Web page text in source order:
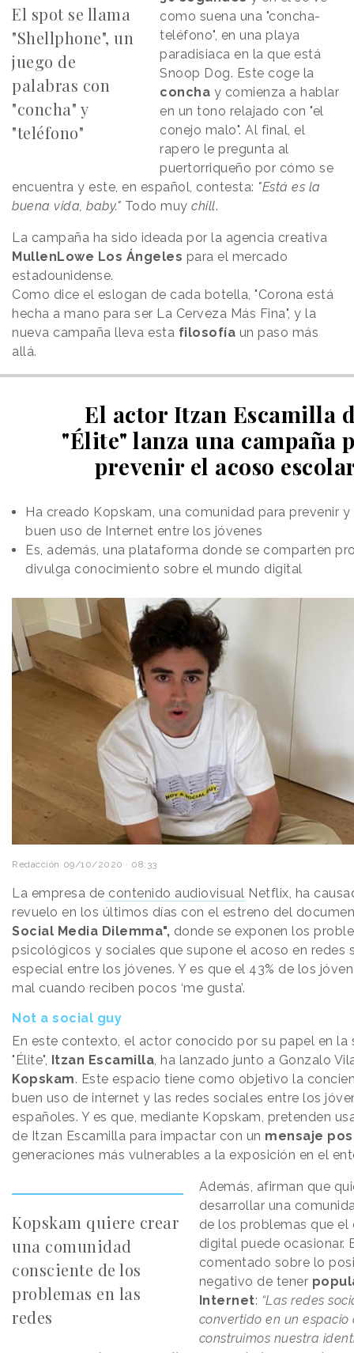
El spot se llama
"Shellphone", un
juego de
palabras con
"concha" y
"teléfono"
como suena una "concha-
teléfono", en una playa
paradisiaca en la que está
Snoop Dog. Este coge la
concha y comienza a hablar
en un tono relajado con "el
conejo malo". Al final, el
rapero le pregunta al
puertorriqueño por cómo se
encuentra y este, en español, contesta: "Está es la
buena vida, baby." Todo muy chill.
La campaña ha sido ideada por la agencia creativa
MullenLowe Los Ángeles para el mercado
estadounidense.
Como dice el eslogan de cada botella, "Corona está
hecha a mano para ser La Cerveza Más Fina", y la
nueva campaña lleva esta filosofía un paso más
allá.
El actor Itzan Escamilla
"Élite" lanza una campaña
prevenir el acoso
Ha creado Kopskam, una comunidad para prevenir
buen uso de Internet entre los jóvenes
Es, además, una plataforma donde se comparten
divulga conocimiento sobre el mundo digital
Redacción 09/10/2020 · 08:33
La empresa de contenido audiovisual Netflix, ha
revuelo en los últimos días con el estreno del
Social Media Dilemma", donde se exponen los
psicológicos y sociales que supone el acoso en redes
especial entre los jóvenes. Y es que el 43% de los
mal cuando reciben pocos ‘me gusta’.
Not a social guy
En este contexto, el actor conocido por su papel en la
"Élite", Itzan Escamilla, ha lanzado junto a Gonzalo
Kopskam. Este espacio tiene como objetivo la
buen uso de internet y las redes sociales entre los
españoles. Y es que, mediante Kopskam, pretenden
de Itzan Escamilla para impactar con un mensaje
generaciones más vulnerables a la exposición en el
Kopskam quiere crear
una comunidad
consciente de los
problemas en las
redes
Además, afirman que
desarrollar una
de los problemas que el
digital puede ocasionar.
comentado sobre lo
negativo de tener
Internet: “Las redes
convertido en un espacio
construimos nuestra